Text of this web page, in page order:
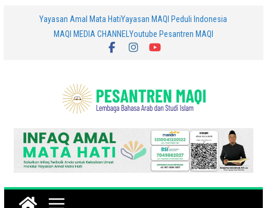
Yayasan Amal Mata HatiYayasan MAQI Peduli Indonesia
MAQI MEDIA CHANNEL Youtube Pesantren MAQI